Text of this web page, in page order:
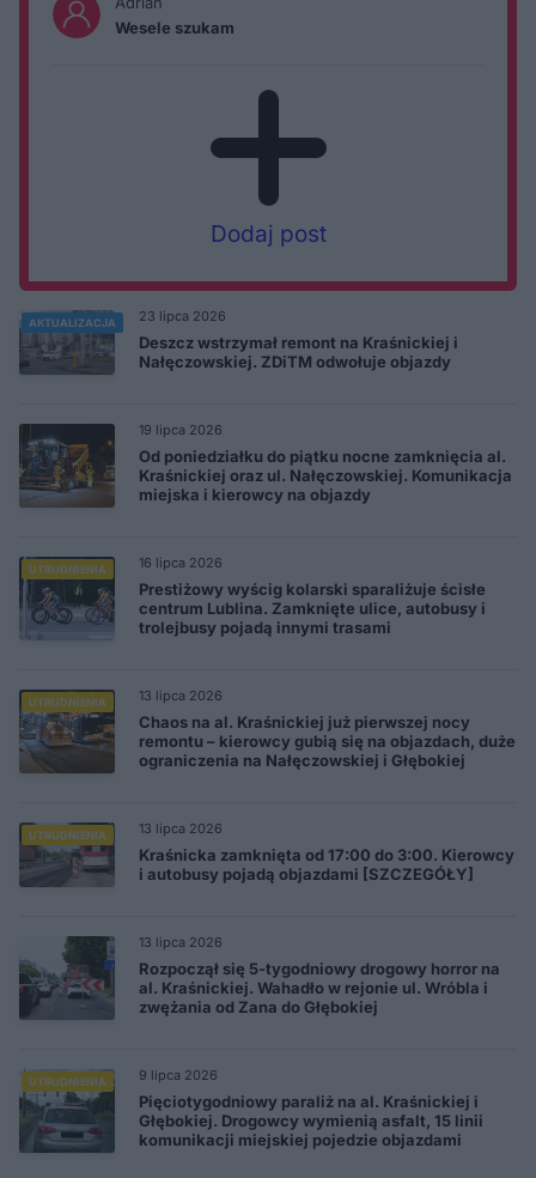
AKTUALIZACJA 23 lipca 2026
Deszcz wstrzymał remont na Kraśnickiej i
Nałęczowskiej. ZDiTM odwołuje objazdy
19 lipca 2026
Od poniedziałku do piątku nocne zamknięcia al.
Kraśnickiej oraz ul. Nałęczowskiej. Komunikacja
miejska i kierowcy na objazdy
UTRUDNIENIA 16 lipca 2026
Prestiżowy wyścig kolarski sparaliżuje ścisłe
centrum Lublina. Zamknięte ulice, autobusy i
trolejbusy pojadą innymi trasami
UTRUDNIENIA 13 lipca 2026
Chaos na al. Kraśnickiej już pierwszej nocy
remontu – kierowcy gubią się na objazdach, duże
ograniczenia na Nałęczowskiej i Głębokiej
UTRUDNIENIA 13 lipca 2026
Kraśnicka zamknięta od 17:00 do 3:00. Kierowcy
i autobusy pojadą objazdami [SZCZEGÓŁY]
13 lipca 2026
Rozpoczął się 5-tygodniowy drogowy horror na
al. Kraśnickiej. Wahadło w rejonie ul. Wróbla i
zwężania od Zana do Głębokiej
UTRUDNIENIA 9 lipca 2026
Pięciotygodniowy paraliż na al. Kraśnickiej i
Głębokiej. Drogowcy wymienią asfalt, 15 linii
komunikacji miejskiej pojedzie objazdami
Wesele szukam
Dodaj post